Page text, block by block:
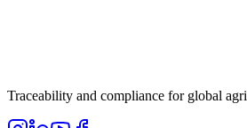
Traceability and compliance for global